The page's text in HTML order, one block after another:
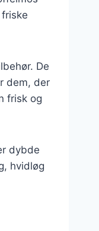
De
dem, der
frisk og
dybde
hvidløg